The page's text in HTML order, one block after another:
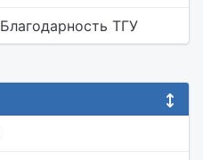
Благодарность ТГУ